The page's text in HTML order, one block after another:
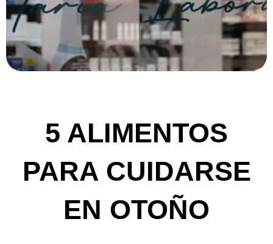
5 ALIMENTOS
PARA CUIDARSE
EN OTOÑO